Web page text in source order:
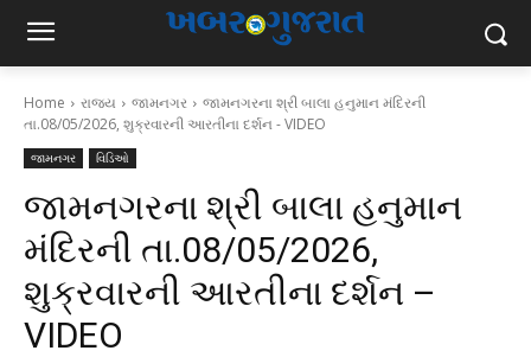
Home રાજ્ય જામનગર
જામનગરના શ્રી બાલા હનુમાન મંદિરની
તા.08/05/2026, શુક્રવારની આરતીના દર્શન - VIDEO
જામનગર વિડિઓ
જામનગરના શ્રી બાલા હનુમાન
મંદિરની તા.08/05/2026,
શુક્રવારની આરતીના દર્શન –
VIDEO